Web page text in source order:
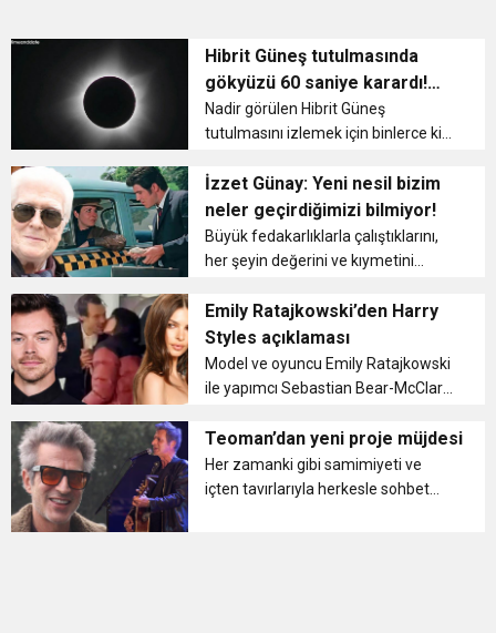
Hibrit Güneş tutulmasında
gökyüzü 60 saniye karardı!
‘Akıllara durgunluk verici’
Nadir görülen Hibrit Güneş
tutulmasını izlemek için binlerce kişi
görüldüğü yer olan Avustralya’nın
batısındaki Exmouth kasabasına
akın etti. Bugün Exmouth’ta gök...
İzzet Günay: Yeni nesil bizim
neler geçirdiğimizi bilmiyor!
Büyük fedakarlıklarla çalıştıklarını,
her şeyin değerini ve kıymetini
gün taksiye bindiğimde, taksici beni
tanıdı ve ‘Sizin zamanın futbolcuları
ve ...
Emily Ratajkowski’den Harry
Styles açıklaması
Model ve oyuncu Emily Ratajkowski
ile yapımcı Sebastian Bear-McClard,
törenle dünyaevine girmişti. Ancak
oğulları Sylvester Apollo Bear’ı 2021
yılının Mart ayınd...
Teoman’dan yeni proje müjdesi
Her zamanki gibi samimiyeti ve
içten tavırlarıyla herkesle sohbet